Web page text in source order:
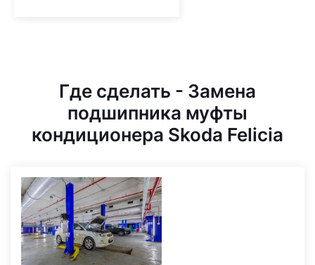
Где сделать - Замена
подшипника муфты
кондиционера Skoda Felicia